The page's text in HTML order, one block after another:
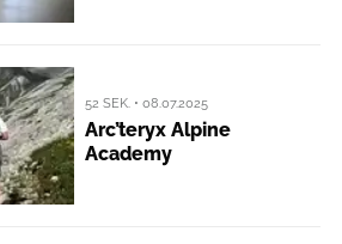
52 SEK. • 08.07.2025
Arc’teryx Alpine
Academy